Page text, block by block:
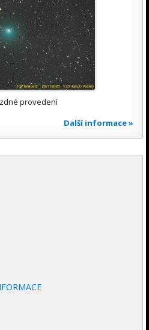
provedení
Další informace »